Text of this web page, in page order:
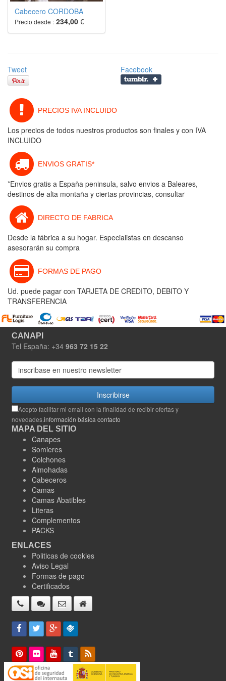
Cabecero CORDOBA
Precio desde : 234,00 €
Tweet Facebook
PRECIOS IVA INCLUIDO
Los precios de todos nuestros productos son finales y con IVA
INCLUIDO
ENVIOS GRATIS*
*Envios gratis a España peninsula, salvo envios a Baleares,
destinos de alta montaña y ciertas provincias, consultar
DIRECTO DE FABRICA
Desde la fábrica a su hogar. Especialistas en descanso
asesorarán su compra
FORMAS DE PAGO
Ud. puede pagar con TARJETA DE CREDITO, DEBITO Y
TRANSFERENCIA
CANAPI
Tel España: +34 963 72 15 22
Inscribirse
Acepto facilitar mi email con la finalidad de recibir ofertas y
novedades.información básica contacto
MAPA DEL SITIO
Canapes
Somieres
Colchones
Almohadas
Cabeceros
Camas
Camas Abatibles
Literas
Complementos
PACKS
ENLACES
Politicas de cookies
Aviso Legal
Formas de pago
Certificados